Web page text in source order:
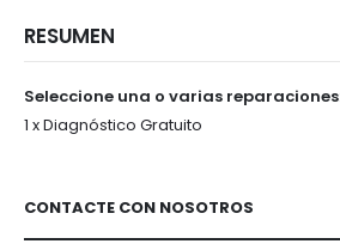
RESUMEN
Seleccione una o varias
1 x Diagnóstico Gratuito
CONTACTE CON NOSOTROS